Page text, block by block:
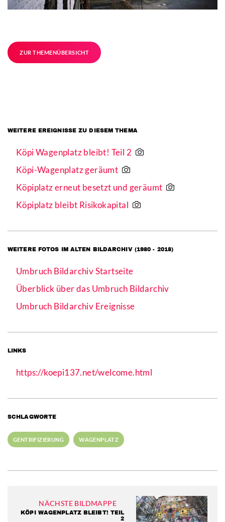
ZUR THEMENÜBERSICHT
WEITERE EREIGNISSE ZU DIESEM THEMA
Köpi Wagenplatz bleibt! Teil 2
Köpi-Wagenplatz geräumt
Köpiplatz erneut besetzt und geräumt
Köpiplatz bleibt Risikokapital
WEITERE FOTOS IM ALTEN BILDARCHIV (1980 - 2018)
Umbruch Bildarchiv Startseite
Überblick über das Umbruch Bildarchiv
Umbruch Bildarchiv Ereignisse
LINKS
https://koepi137.net/welcome.html
SCHLAGWORTE
GENTRIFIZIERUNG WAGENPLATZ
NÄCHSTE BILDMAPPE
KÖPI WAGENPLATZ BLEIBT! TEIL
2